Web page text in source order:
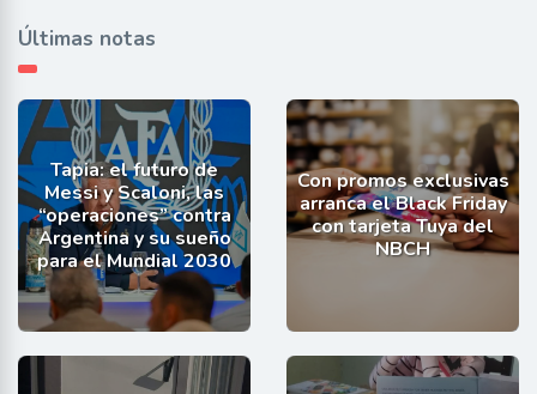
Últimas notas
Tapia: el futuro de
Messi y Scaloni, las
“operaciones” contra
Argentina y su sueño
para el Mundial 2030
Con promos exclusivas
arranca el Black Friday
con tarjeta Tuya del
NBCH